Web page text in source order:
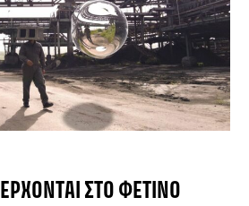
ΣΤΟ ΦΕΤΙΝΟ